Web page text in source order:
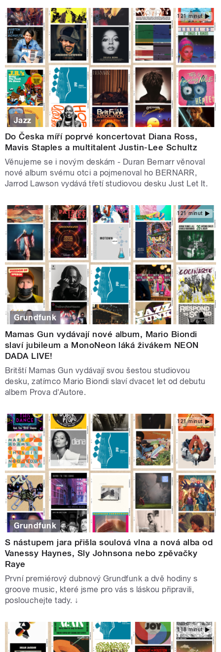
121 minut
Jazz
Do Česka míří poprvé koncertovat Diana Ross,
Mavis Staples a multitalent Justin-Lee Schultz
Věnujeme se i novým deskám - Duran Bernarr věnoval
nové album svému otci a pojmenoval ho BERNARR,
Jarrod Lawson vydává třetí studiovou desku Just Let It.
121 minut
Grundfunk
Mamas Gun vydávají nové album, Mario Biondi
slaví jubileum a MonoNeon láká živákem NEON
DADA LIVE!
Britští Mamas Gun vydávají svou šestou studiovou
desku, zatímco Mario Biondi slaví dvacet let od debutu
albem Prova d'Autore.
121 minut
Grundfunk
S nástupem jara přišla soulová vlna a nová alba od
Vanessy Haynes, Sly Johnsona nebo zpěvačky
Raye
První premiérový dubnový Grundfunk a dvě hodiny s
groove music, které jsme pro vás s láskou připravili,
poslouchejte tady. ↓
118 minut